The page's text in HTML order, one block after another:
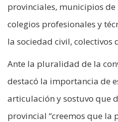
provinciales, municipios de
colegios profesionales y
la sociedad civil, colectivos
Ante la pluralidad de la
destacó la importancia de
articulación y sostuvo que
provincial “creemos que